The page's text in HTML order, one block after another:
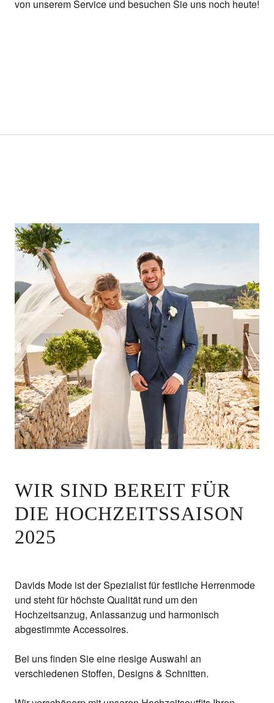
von unserem Service und besuchen Sie uns noch heute!
WIR SIND BEREIT FÜR
DIE HOCHZEITSSAISON
2025
Davids Mode ist der Spezialist für festliche Herrenmode
und steht für höchste Qualität rund um den
Hochzeitsanzug, Anlassanzug und harmonisch
abgestimmte Accessoires.
Bei uns finden Sie eine riesige Auswahl an
verschiedenen Stoffen, Designs & Schnitten.